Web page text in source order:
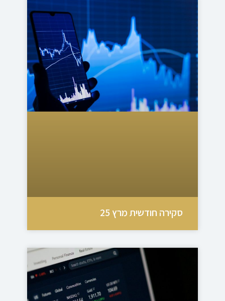
סקירה חודשית מרץ 25